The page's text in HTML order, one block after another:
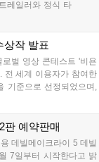
레일러와 정식 타
일 얼리액세스를
길드워3는 B2B
는 이번 행사를
에 대한 기대감을
상작 발표
벌 영상 콘테스트 '비욘
전 세계 이용자가 참여한
기준으로 선정되었으며,
과 기념 주화 및 굿즈가
로 기대를 모으고 있습
판 예약판매
데빌메이크라이 5 데빌
7일부터 시작한다고 밝